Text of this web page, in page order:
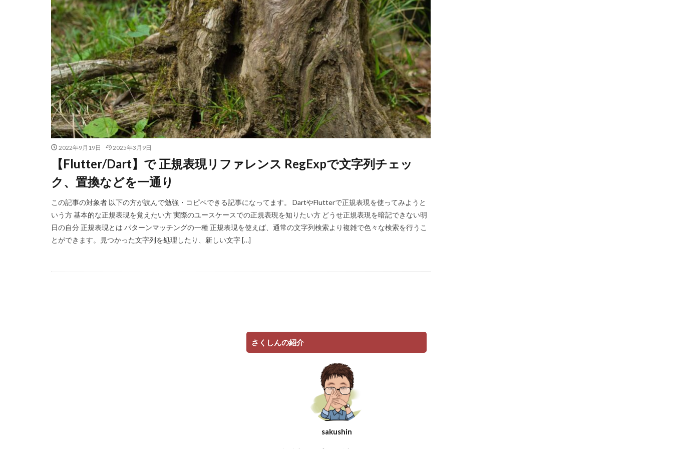
2022年9月19日 2025年3月9日
【Flutter/Dart】で 正規表現リファレンス RegExpで文字列チェッ
ク、置換などを一通り
この記事の対象者 以下の方が読んで勉強・コピペできる記事になってます。 DartやFlutterで正規表現を使ってみようと
いう方 基本的な正規表現を覚えたい方 実際のユースケースでの正規表現を知りたい方 どうせ正規表現を暗記できない明
日の自分 正規表現とは パターンマッチングの一種 正規表現を使えば、通常の文字列検索より複雑で色々な検索を行うこ
とができます。見つかった文字列を処理したり、新しい文字 […]
さくしんの紹介
sakushin